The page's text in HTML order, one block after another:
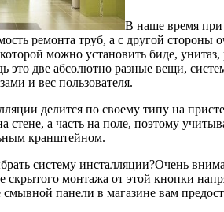
В наше время при
ремонта труб, а с другой
можно установить биде,
это две абсолютно разные вещи,
и вес пользователя.
делится по своему типу на
стене, а часть на поле, поэтому
кранштейном.
Очень
скрытого монтажа от этой кнопки
панели в магазине вам